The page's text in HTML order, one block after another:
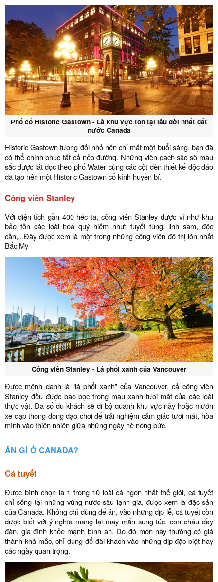
Phố cổ Historic Gastown - Là khu vực tồn tại lâu đời nhất đất
nước Canada
Historic Gastown tương đối nhỏ nên chỉ mất một buổi sáng, bạn đã
có thể chinh phục tất cả nẻo đường. Những viên gạch sặc sỡ màu
sắc được lát dọc theo phố Water cùng các cột đèn thiết kế độc đáo
đã tạo nên một Historic Gastown cổ kính huyền bí.
Công viên Stanley
Với điện tích gần 400 héc ta, công viên Stanley được ví như khu
bảo tồn các loài hoa quý hiếm như: tuyết tùng, linh sam, độc
cần,...Đây được xem là một trong những công viên đô thị lớn nhất
Bắc Mỹ
Công viên Stanley - Lá phổi xanh của Vancouver
Được mệnh danh là “lá phổi xanh” của Vancouver, cả công viên
Stanley đều được bao bọc trong màu xanh tươi mát của các loài
thực vật. Đa số du khách sẽ đi bộ quanh khu vực này hoặc mướn
xe đạp thong dong dạo chơi để trải nghiệm cảm giác tươi mát, hòa
mình vào thiên nhiên giữa những ngày hè nóng bức.
ĂN GÌ Ở CANADA?
Cá tuyết
Được bình chọn là 1 trong 10 loài cá ngon nhất thế giới, cá tuyết
chỉ sống tại những vùng nước sâu lạnh giá, được xem là đặc sản
của Canada. Không chỉ dùng để ăn, vào những dịp lễ, cá tuyết còn
được biết với ý nghĩa mang lại may mắn sung túc, con cháu đầy
đàn, gia đình khỏe mạnh bình an. Do đó món này thường có giá
thành khá mắc, chỉ dùng để đãi khách vào những dịp đặc biệt hay
các ngày quan trọng.